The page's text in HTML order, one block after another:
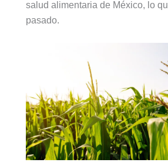
salud alimentaria de México, lo
pasado.